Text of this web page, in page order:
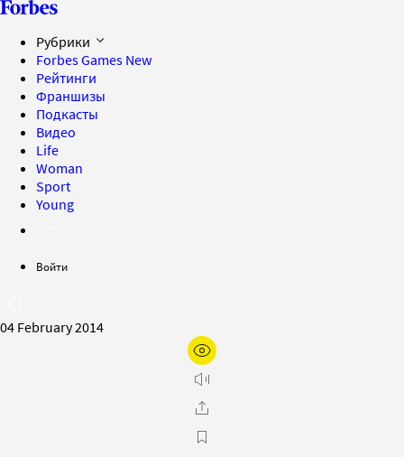
Рубрики
Forbes Games New
Рейтинги
Франшизы
Подкасты
Видео
Life
Woman
Sport
Young
Войти
04 February 2014